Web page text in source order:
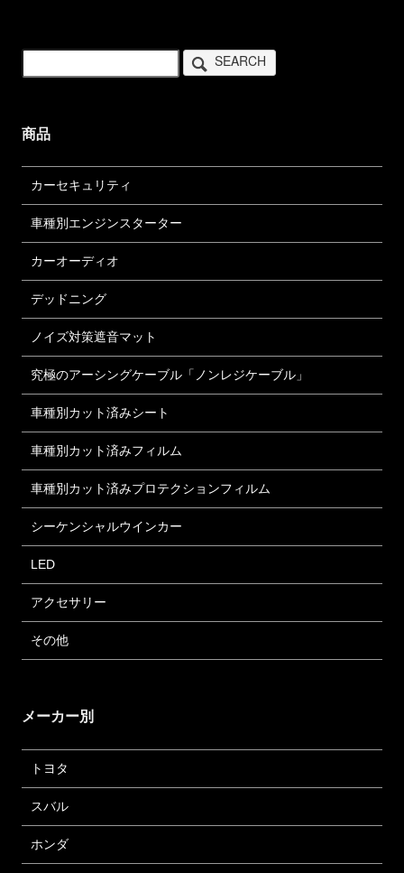
SEARCH
商品
カーセキュリティ
車種別エンジンスターター
カーオーディオ
デッドニング
ノイズ対策遮音マット
究極のアーシングケーブル「ノンレジケーブル」
車種別カット済みシート
車種別カット済みフィルム
車種別カット済みプロテクションフィルム
シーケンシャルウインカー
LED
アクセサリー
その他
メーカー別
トヨタ
スバル
ホンダ